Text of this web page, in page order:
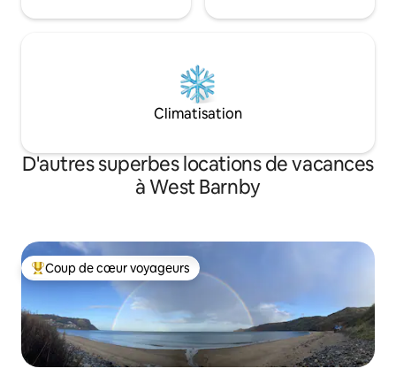
Climatisation
D'autres superbes locations de vacances
à West Barnby
Coup de cœur voyageurs parmi les plus aimés
Coup de cœur voyageurs